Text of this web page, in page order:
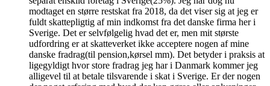
modtaget en større restskat fra 2018, da det viser sig at jeg er
fuldt skattepligtig af min indkomst fra det danske firma her i
Sverige. Det er selvfølgelig hvad det er, men mit største
udfordring er at skatteverket ikke acceptere nogen af mine
danske fradrag(til pension,kørsel mm). Det betyder i praksis at
ligegyldigt hvor store fradrag jeg har i Danmark kommer jeg
alligevel til at betale tilsvarende i skat i Sverige. Er der nogen